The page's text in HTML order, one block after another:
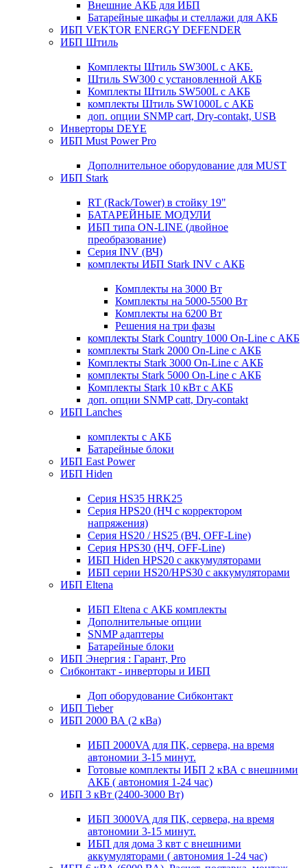
Внешние АКБ для ИБП
Батарейные шкафы и стеллажи для АКБ
ИБП VEKTOR ENERGY DEFENDER
ИБП Штиль
Комплекты Штиль SW300L с АКБ.
Штиль SW300 с установленной АКБ
Комплекты Штиль SW500L с АКБ
комплекты Штиль SW1000L с АКБ
доп. опции SNMP cart, Dry-contakt, USB
Инверторы DEYE
ИБП Must Power Pro
Дополнительное оборудование для MUST
ИБП Stark
RT (Rack/Tower) в стойку 19"
БАТАРЕЙНЫЕ МОДУЛИ
ИБП типа ON-LINE (двойное
преобразование)
Серия INV (ВЧ)
комплекты ИБП Stark INV с АКБ
Комплекты на 3000 Вт
Комплекты на 5000-5500 Вт
Комплекты на 6200 Вт
Решения на три фазы
комплекты Stark Country 1000 On-Line с АКБ
комплекты Stark 2000 On-Line с АКБ
Комплекты Stark 3000 On-Line с АКБ
комплекты Stark 5000 On-Line с АКБ
Комплекты Stark 10 кВт с АКБ
доп. опции SNMP catt, Dry-contakt
ИБП Lanches
комплекты с АКБ
Батарейные блоки
ИБП East Power
ИБП Hiden
Серия HS35 HRK25
Серия HPS20 (НЧ с корректором
напряжения)
Серия HS20 / HS25 (ВЧ, OFF-Line)
Серия HPS30 (НЧ, OFF-Line)
ИБП Hiden HPS20 с аккумуляторами
ИБП серии HS20/HPS30 с аккумуляторами
ИБП Eltena
ИБП Eltena с АКБ комплекты
Дополнительные опции
SNMP адаптеры
Батарейные блоки
ИБП Энергия : Гарант, Pro
Сибконтакт - инверторы и ИБП
Доп оборудование Сибконтакт
ИБП Tieber
ИБП 2000 ВА (2 кВа)
ИБП 2000VA для ПК, сервера, на время
автономии 3-15 минут.
Готовые комплекты ИБП 2 кВА с внешними
АКБ ( автономия 1-24 час)
ИБП 3 кВт (2400-3000 Вт)
ИБП 3000VA для ПК, сервера, на время
автономии 3-15 минут.
ИБП для дома 3 квт с внешними
аккумуляторами ( автономия 1-24 час)